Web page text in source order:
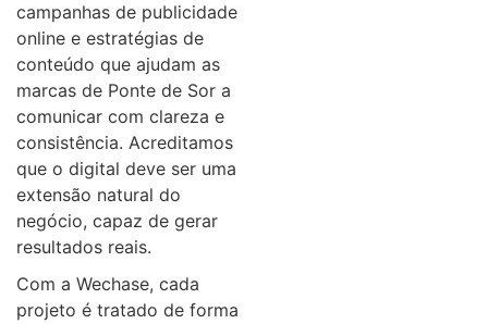
campanhas de publicidade
online e estratégias de
conteúdo que ajudam as
marcas de Ponte de Sor a
comunicar com clareza e
consistência. Acreditamos
que o digital deve ser uma
extensão natural do
negócio, capaz de gerar
resultados reais.
Com a Wechase, cada
projeto é tratado de forma